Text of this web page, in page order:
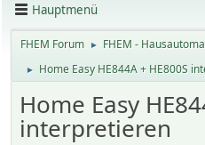
Hauptmenü
FHEM Forum ► FHEM -
► Home Easy HE844A + HE800S
Home Easy
interpretieren